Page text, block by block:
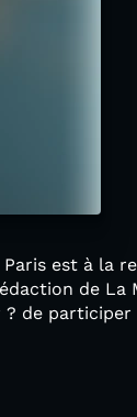
est à la
de La
de participer